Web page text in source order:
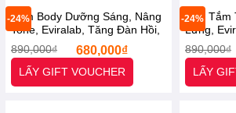
-24%
Kem Body Dưỡng Sáng, Nâng
Tone, Eviralab, Tăng Đàn Hồi,
Ngừa Lão Hoá 300ml [Otel-
StarX] Tone Up Whitening
Body Cream.
890,000₫
Giá
gốc
là:
890,000₫.
680,000₫
680,000₫.
LẤY GIFT VOUCHER
-24%
Sữa Tắm
Lưng,
Chân
300ml
Whitening
890,000₫
LẤY